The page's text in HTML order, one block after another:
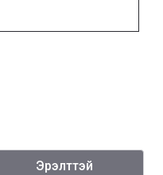
Эрэлттэй